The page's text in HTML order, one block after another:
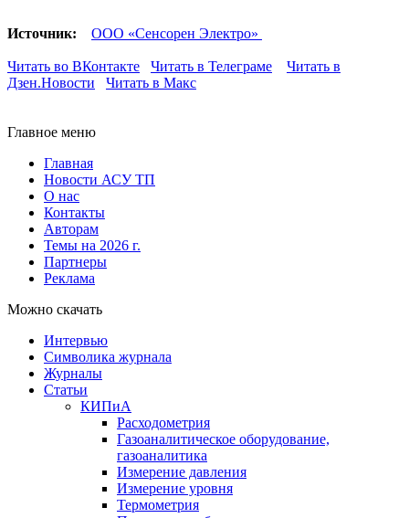
Источник: ООО «Сенсорен Электро»
Читать во ВКонтакте Читать в Телеграме
Читать в
Дзен.Новости
Читать в Макс
Главное меню
Главная
Новости АСУ ТП
О нас
Контакты
Авторам
Темы на 2026 г.
Партнеры
Реклама
Можно скачать
Интервью
Символика журнала
Журналы
Статьи
КИПиА
Расходометрия
Газоаналитическое оборудование,
газоаналитика
Измерение давления
Измерение уровня
Термометрия